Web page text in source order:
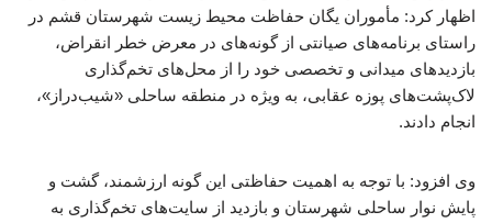
اظهار کرد: مأموران یگان حفاظت محیط زیست شهرستان قشم در
راستای برنامه‌های صیانتی از گونه‌های در معرض خطر انقراض،
بازدیدهای میدانی و تخصصی خود را از محل‌های تخم‌گذاری
لاک‌پشت‌های پوزه عقابی، به‌ ویژه در منطقه ساحلی «شیب‌دراز»،
انجام دادند.
‌وی افزود: با توجه به اهمیت حفاظتی این گونه ارزشمند، گشت و
پایش نوار ساحلی شهرستان و بازدید از سایت‌های تخم‌گذاری به